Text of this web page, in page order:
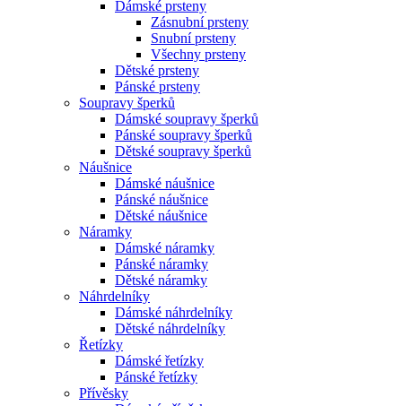
Dámské prsteny
Zásnubní prsteny
Snubní prsteny
Všechny prsteny
Dětské prsteny
Pánské prsteny
Soupravy šperků
Dámské soupravy šperků
Pánské soupravy šperků
Dětské soupravy šperků
Náušnice
Dámské náušnice
Pánské náušnice
Dětské náušnice
Náramky
Dámské náramky
Pánské náramky
Dětské náramky
Náhrdelníky
Dámské náhrdelníky
Dětské náhrdelníky
Řetízky
Dámské řetízky
Pánské řetízky
Přívěsky